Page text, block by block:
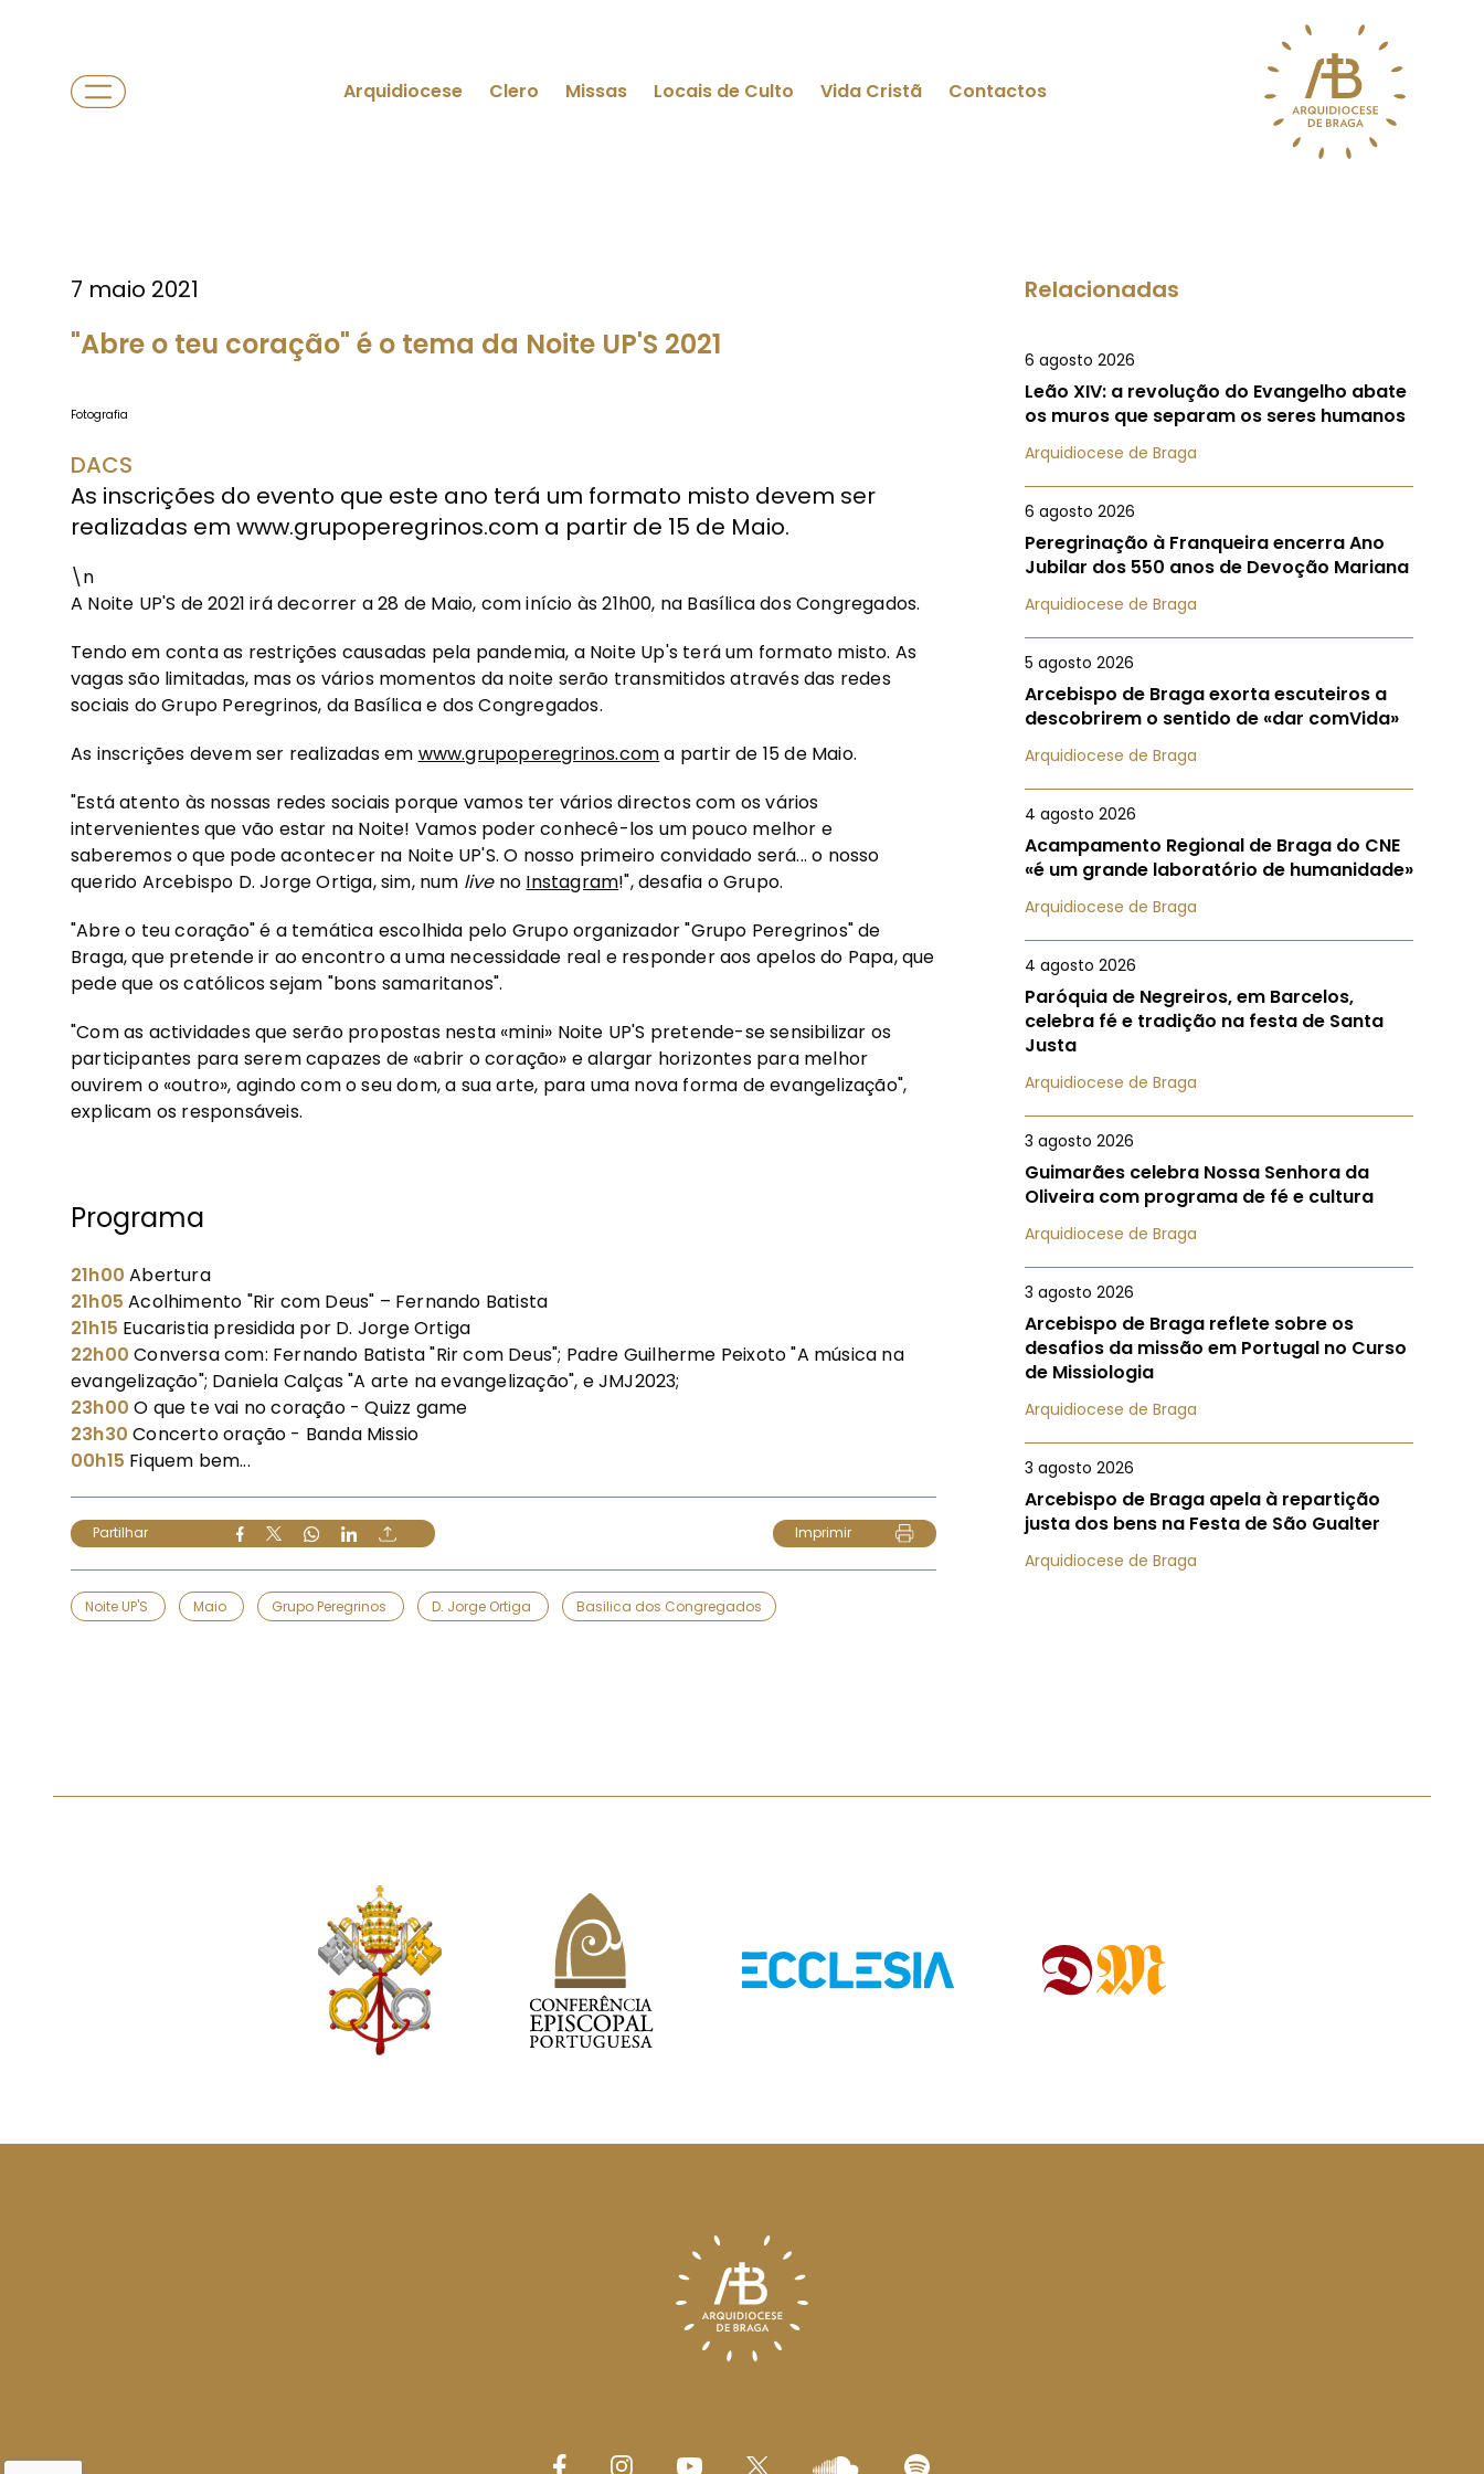
Arquidiocese Clero Missas Locais de Culto Vida Cristã Contactos
7 maio 2021
"Abre o teu coração" é o tema da Noite UP'S 2021
Fotografia
DACS
As inscrições do evento que este ano terá um formato misto devem ser
realizadas em www.grupoperegrinos.com a partir de 15 de Maio.
\n
A Noite UP'S de 2021 irá decorrer a 28 de Maio, com início às 21h00, na Basílica dos Congregados.
Tendo em conta as restrições causadas pela pandemia, a Noite Up's terá um formato misto. As
vagas são limitadas, mas os vários momentos da noite serão transmitidos através das redes
sociais do Grupo Peregrinos, da Basílica e dos Congregados.
As inscrições devem ser realizadas em www.grupoperegrinos.coma partir de 15 de Maio.
"Está atento às nossas redes sociais porque vamos ter vários directos com os vários
intervenientes que vão estar na Noite! Vamos poder conhecê-los um pouco melhor e
saberemos o que pode acontecer na Noite UP'S. O nosso primeiro convidado será... o nosso
querido Arcebispo D. Jorge Ortiga, sim, num liveno Instagram!", desafia o Grupo.
"Abre o teu coração" é a temática escolhida pelo Grupo organizador "Grupo Peregrinos" de
Braga, que pretende ir ao encontro a uma necessidade real e responder aos apelos do Papa, que
pede que os católicos sejam "bons samaritanos".
"Com as actividades que serão propostas nesta «mini» Noite UP'S pretende-se sensibilizar os
participantes para serem capazes de «abrir o coração» e alargar horizontes para melhor
ouvirem o «outro», agindo com o seu dom, a sua arte, para uma nova forma de evangelização",
explicam os responsáveis.
Programa
21h00 Abertura
21h05 Acolhimento "Rir com Deus" – Fernando Batista
21h15 Eucaristia presidida por D. Jorge Ortiga
22h00 Conversa com: Fernando Batista "Rir com Deus"; Padre Guilherme Peixoto "A música na
evangelização"; Daniela Calças "A arte na evangelização", e JMJ2023;
23h00 O que te vai no coração - Quizz game
23h30 Concerto oração - Banda Missio
00h15 Fiquem bem...
Partilhar Imprimir
Noite UP'S Maio Grupo Peregrinos D. Jorge Ortiga Basilica dos Congregados
Relacionadas
6 agosto 2026
Leão XIV: a revolução do Evangelho abate
os muros que separam os seres humanos
Arquidiocese de Braga
6 agosto 2026
Peregrinação à Franqueira encerra Ano
Jubilar dos 550 anos de Devoção Mariana
Arquidiocese de Braga
5 agosto 2026
Arcebispo de Braga exorta escuteiros a
descobrirem o sentido de «dar comVida»
Arquidiocese de Braga
4 agosto 2026
Acampamento Regional de Braga do CNE
«é um grande laboratório de humanidade»
Arquidiocese de Braga
4 agosto 2026
Paróquia de Negreiros, em Barcelos,
celebra fé e tradição na festa de Santa
Justa
Arquidiocese de Braga
3 agosto 2026
Guimarães celebra Nossa Senhora da
Oliveira com programa de fé e cultura
Arquidiocese de Braga
3 agosto 2026
Arcebispo de Braga reflete sobre os
desafios da missão em Portugal no Curso
de Missiologia
Arquidiocese de Braga
3 agosto 2026
Arcebispo de Braga apela à repartição
justa dos bens na Festa de São Gualter
Arquidiocese de Braga